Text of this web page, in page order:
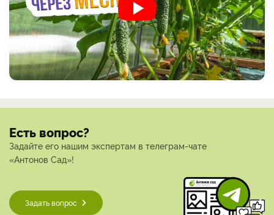
Есть вопрос?
Задайте его нашим экспертам в телеграм-чате
«Антонов Сад»!
Задать вопрос